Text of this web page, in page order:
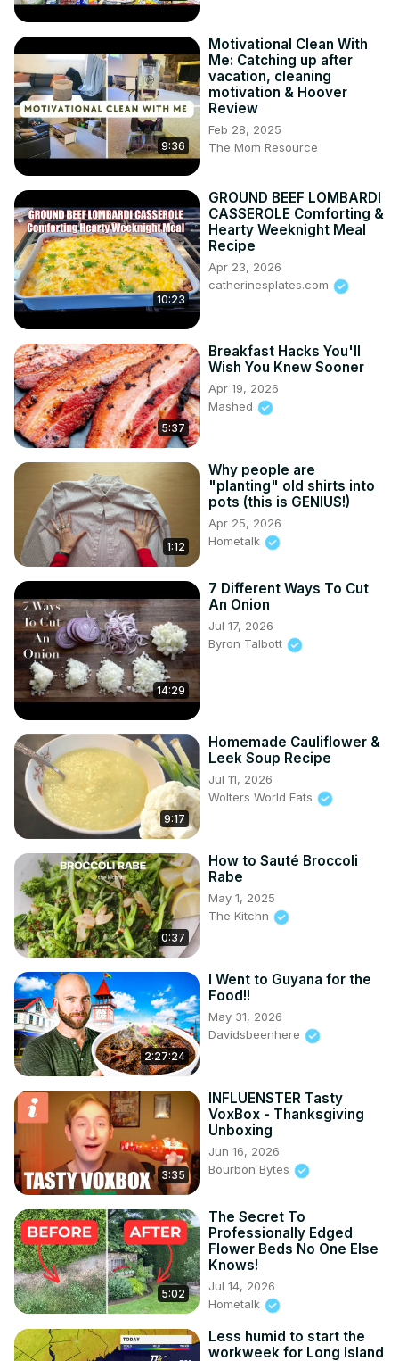
9:36
Motivational Clean With
Me: Catching up after
vacation, cleaning
motivation & Hoover
Review
Feb 28, 2025
The Mom Resource
10:23
GROUND BEEF LOMBARDI
CASSEROLE Comforting &
Hearty Weeknight Meal
Recipe
Apr 23, 2026
catherinesplates.com
5:37
Breakfast Hacks You'll
Wish You Knew Sooner
Apr 19, 2026
Mashed
1:12
Why people are
"planting" old shirts into
pots (this is GENIUS!)
Apr 25, 2026
Hometalk
14:29
7 Different Ways To Cut
An Onion
Jul 17, 2026
Byron Talbott
9:17
Homemade Cauliflower &
Leek Soup Recipe
Jul 11, 2026
Wolters World Eats
0:37
How to Sauté Broccoli
Rabe
May 1, 2025
The Kitchn
2:27:24
I Went to Guyana for the
Food!!
May 31, 2026
Davidsbeenhere
3:35
INFLUENSTER Tasty
VoxBox - Thanksgiving
Unboxing
Jun 16, 2026
Bourbon Bytes
5:02
The Secret To
Professionally Edged
Flower Beds No One Else
Knows!
Jul 14, 2026
Hometalk
Less humid to start the
workweek for Long Island